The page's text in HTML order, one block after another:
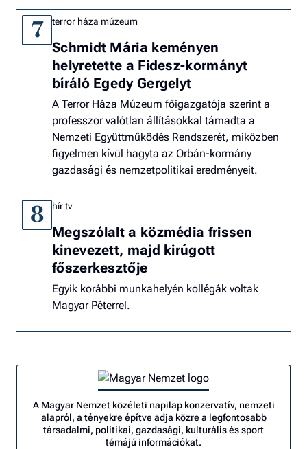
7 terror háza múzeum
Schmidt Mária keményen
helyretette a Fidesz-kormányt
bíráló Egedy Gergelyt
A Terror Háza Múzeum főigazgatója szerint a
professzor valótlan állításokkal támadta a
Nemzeti Együttműködés Rendszerét, miközben
figyelmen kívül hagyta az Orbán-kormány
gazdasági és nemzetpolitikai eredményeit.
8 hír tv
Megszólalt a közmédia frissen
kinevezett, majd kirúgott
főszerkesztője
Egyik korábbi munkahelyén kollégák voltak
Magyar Péterrel.
A Magyar Nemzet közéleti napilap konzervatív, nemzeti
alapról, a tényekre építve adja közre a legfontosabb
társadalmi, politikai, gazdasági, kulturális és sport
témájú információkat.